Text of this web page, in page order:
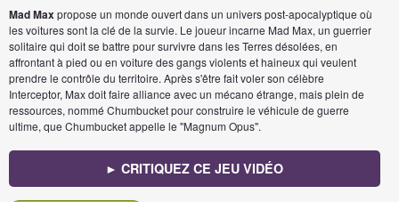
Mad Maxpropose un monde ouvert dans un univers post-apocalyptique où
les voitures sont la clé de la survie. Le joueur incarne Mad Max, un guerrier
solitaire qui doit se battre pour survivre dans les Terres désolées, en
affrontant à pied ou en voiture des gangs violents et haineux qui veulent
prendre le contrôle du territoire. Après s'être fait voler son célèbre
Interceptor, Max doit faire alliance avec un mécano étrange, mais plein de
ressources, nommé Chumbucket pour construire le véhicule de guerre
ultime, que Chumbucket appelle le "Magnum Opus".
► CRITIQUEZ CE JEU VIDÉO